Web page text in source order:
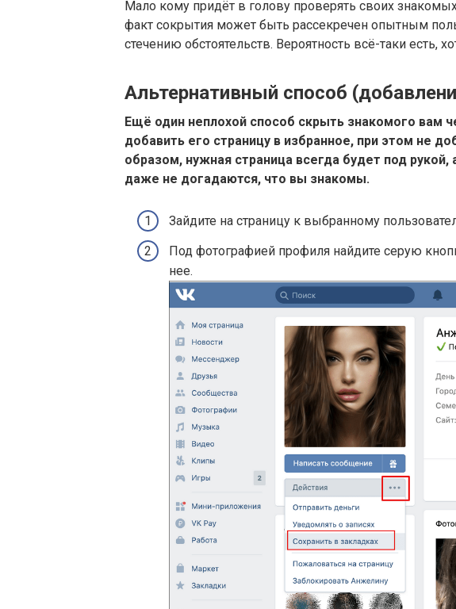
Мало кому придёт в голову проверять своих
факт сокрытия может быть рассекречен опытным
стечению обстоятельств. Вероятность всё-таки есть,
Альтернативный способ
Ещё один неплохой способ скрыть знакомого вам
добавить его страницу в избранное, при этом не
образом, нужная страница всегда будет под рукой,
даже не догадаются, что вы знакомы.
Зайдите на страницу к выбранному
Под фотографией профиля найдите серую
нее.